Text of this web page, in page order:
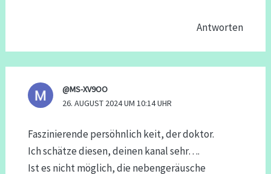
Antworten
@MS-XV9OO
26. AUGUST 2024 UM 10:14 UHR
Faszinierende persöhnlich keit, der doktor.
Ich schätze diesen, deinen kanal sehr….
Ist es nicht möglich, die nebengeräusche